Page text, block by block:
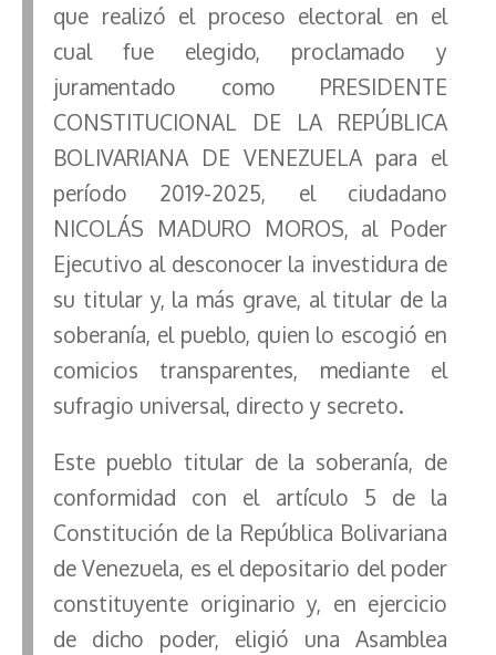
que realizó el proceso electoral en el
cual fue elegido, proclamado y
juramentado como PRESIDENTE
CONSTITUCIONAL DE LA REPÚBLICA
BOLIVARIANA DE VENEZUELA para el
período 2019-2025, el ciudadano
NICOLÁS MADURO MOROS, al Poder
Ejecutivo al desconocer la investidura de
su titular y, la más grave, al titular de la
soberanía, el pueblo, quien lo escogió en
comicios transparentes, mediante el
sufragio universal, directo y secreto.
Este pueblo titular de la soberanía, de
conformidad con el artículo 5 de la
Constitución de la República Bolivariana
de Venezuela, es el depositario del poder
constituyente originario y, en ejercicio
de dicho poder, eligió una Asamblea